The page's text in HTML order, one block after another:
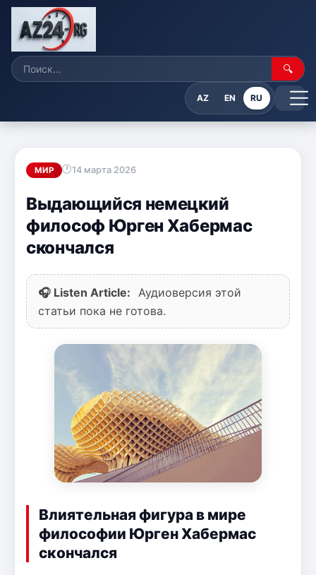
🔍
AZ EN RU
МИР 14 марта 2026
Выдающийся немецкий
философ Юрген Хабермас
скончался
🎧 Listen Article:
Аудиоверсия этой
статьи пока не готова.
Влиятельная фигура в мире
философии Юрген Хабермас
скончался